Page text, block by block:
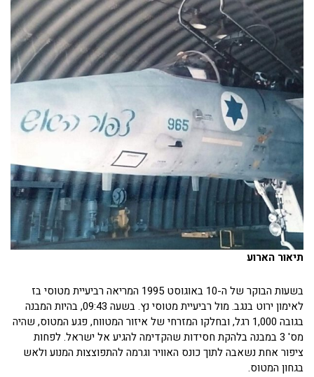
תיאור הארוע
בשעות הבוקר של ה-10 באוגוסט 1995 המריאה רביעיית מטוסי בז
לאימון ירוט בנגב. מול רביעיית מטוסי נץ. בשעה 09:43, בהיות המבנה
בגובה 1,000 רגל, ובחלקו המזרחי של איזור המטווח, פגע המטוס, שהיה
מס' 3 במבנה בלהקת חסידות שהקדימה להגיע אל ישראל. לפחות
ציפור אחת נשאבה לתוך כונס האוויר וגרמה להתפוצצות המנוע ולאש
בגחון המטוס.